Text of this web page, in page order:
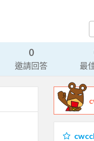
0
邀請回答 最